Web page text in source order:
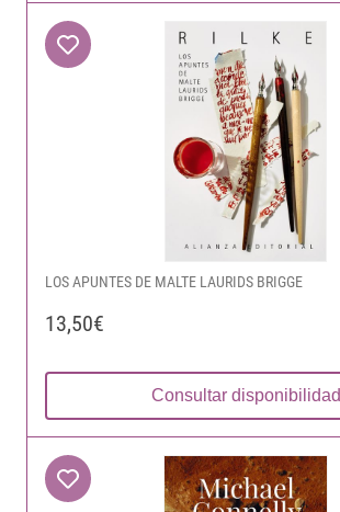
LOS APUNTES DE MALTE LAURIDS BRIGGE
13,50€
Consultar disponibilidad